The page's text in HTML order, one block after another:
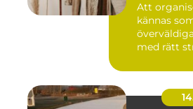
Att
kännas
med rätt